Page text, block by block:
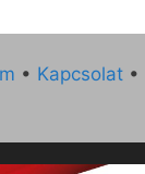
• Kapcsolat •